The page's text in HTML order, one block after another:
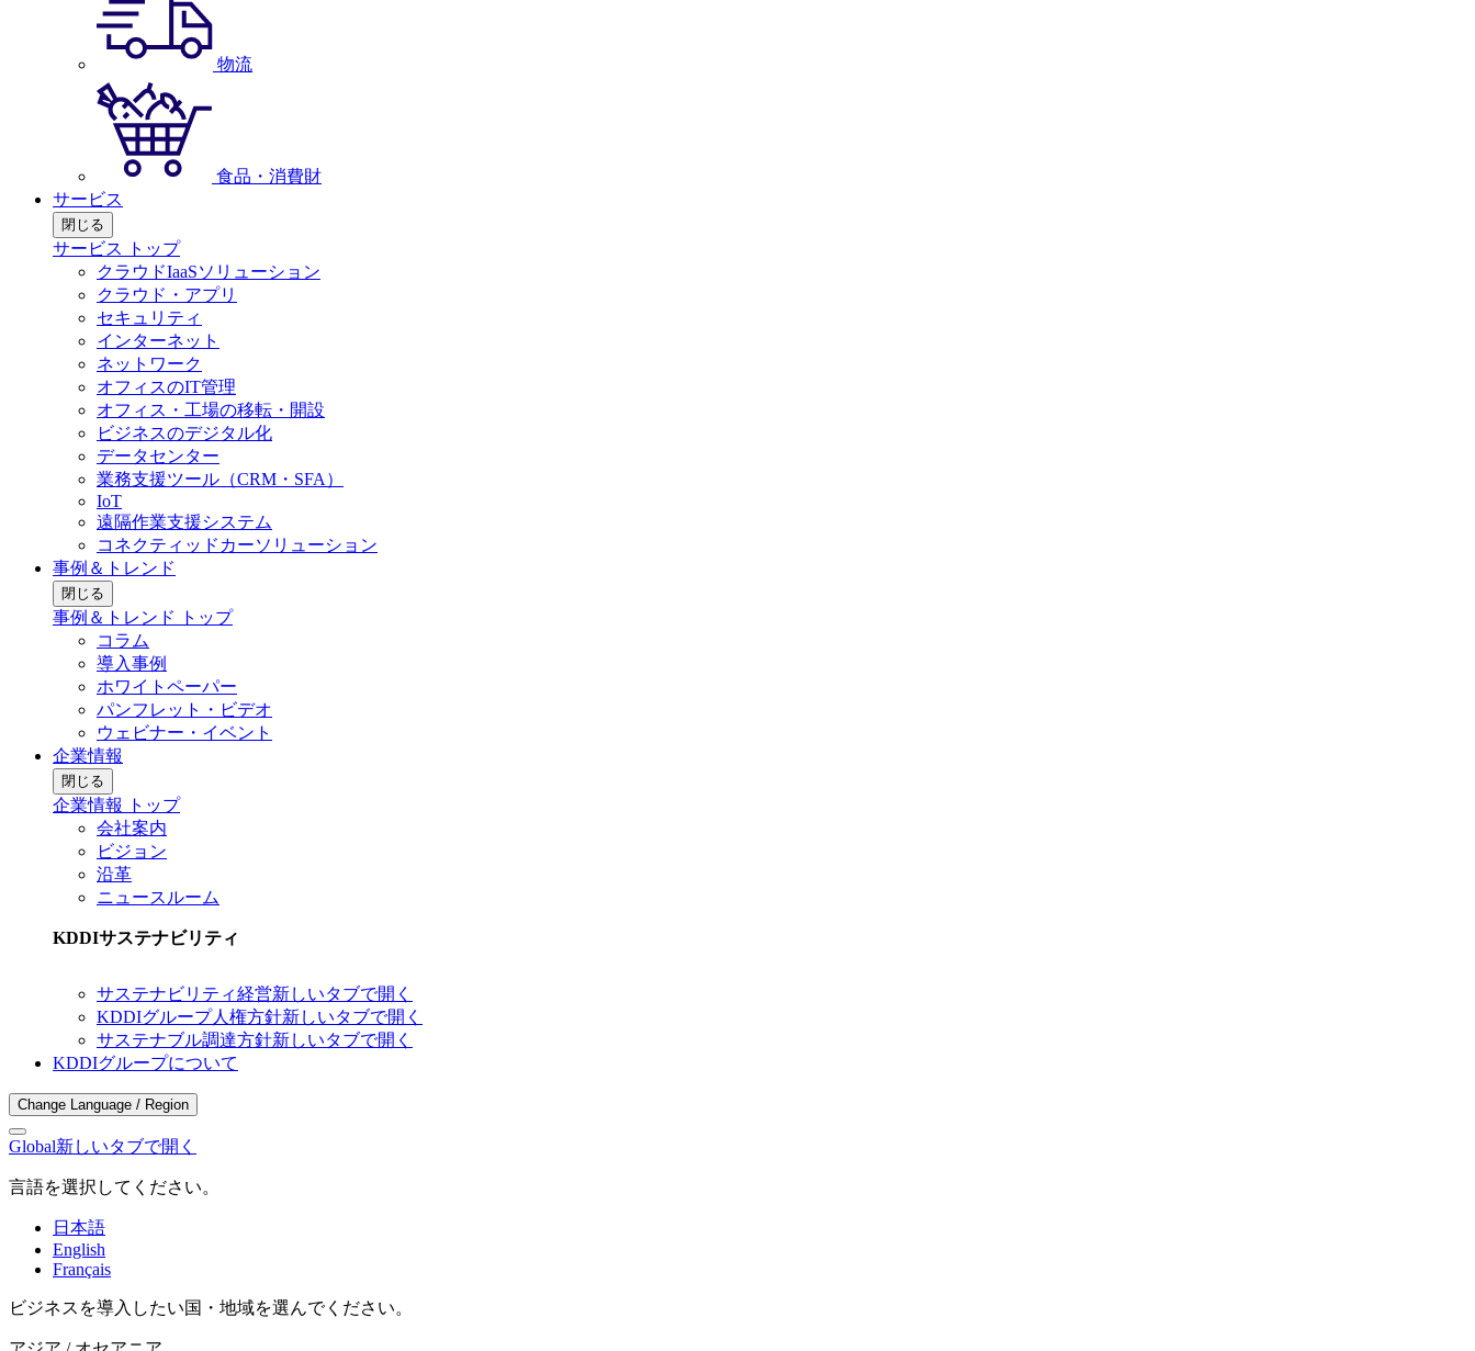
物流
食品・消費財
サービス
閉じる
サービス トップ
クラウドIaaSソリューション
クラウド・アプリ
セキュリティ
インターネット
ネットワーク
オフィスのIT管理
オフィス・工場の移転・開設
ビジネスのデジタル化
データセンター
業務支援ツール（CRM・SFA）
IoT
遠隔作業支援システム
コネクティッドカーソリューション
事例＆トレンド
閉じる
事例＆トレンド トップ
コラム
導入事例
ホワイトペーパー
パンフレット・ビデオ
ウェビナー・イベント
企業情報
閉じる
企業情報 トップ
会社案内
ビジョン
沿革
ニュースルーム
KDDIサステナビリティ
サステナビリティ経営新しいタブで開く
KDDIグループ人権方針新しいタブで開く
サステナブル調達方針新しいタブで開く
KDDIグループについて
Change Language / Region
Global新しいタブで開く
言語を選択してください。
日本語
English
Français
ビジネスを導入したい国・地域を選んでください。